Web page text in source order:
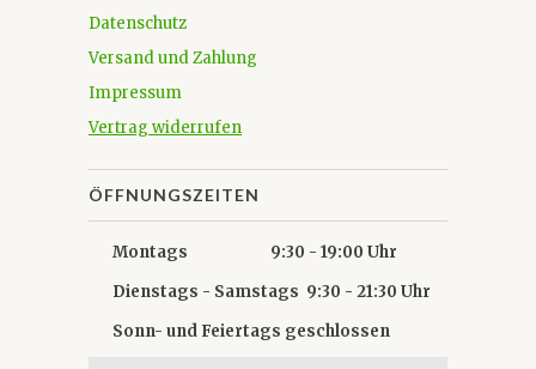
Datenschutz
Versand und Zahlung
Impressum
Vertrag widerrufen
ÖFFNUNGSZEITEN
Montags 9:30 - 19:00 Uhr
Dienstags - Samstags 9:30 - 21:30 Uhr
Sonn- und Feiertags geschlossen